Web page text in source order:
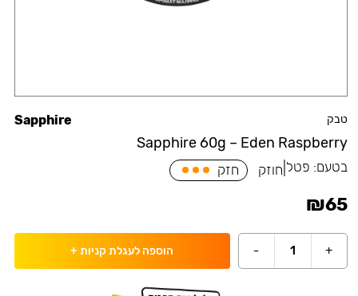
טבק
Sapphire 60g – Eden Raspberry
Sapphire
בטעם: פטל חוזק חזק
₪65
+
1
- הוספה לעגלת קניות +